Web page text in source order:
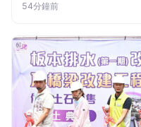
54分鐘前